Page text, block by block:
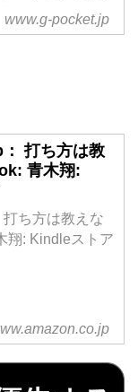
を指導したコー
て公開する「世
するのは、
ではなく、
せ、選手の成長
グ」。
はなく、仕事で
、
でも役立ちま
www.g-pocket.jp
打ち方は教
青木翔:
ち方は教えな
翔: Kindleストア